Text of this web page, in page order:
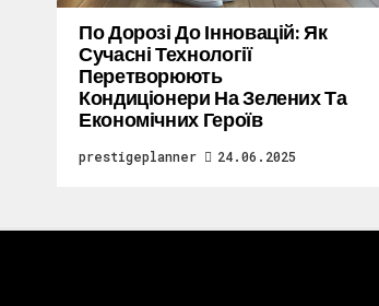
По Дорозі До Інновацій: Як
Сучасні Технології
Перетворюють
Кондиціонери На Зелених Та
Економічних Героїв
prestigeplanner 24.06.2025